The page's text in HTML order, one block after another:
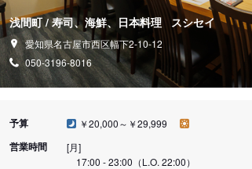
浅間町 / 寿司、海鮮、日本料理 スシセイ
愛知県名古屋市西区幅下2-10-12
050-3196-8016
予算 ￥20,000～￥29,999
営業時間
[月]
17:00 - 23:00（L.O. 22:00）